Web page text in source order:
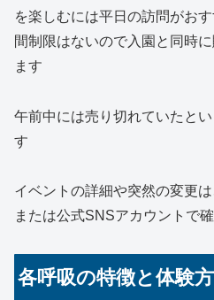
を楽しむには平日の訪問がお
間制限はないので入園と同時
ます
午前中には売り切れていたと
す
イベントの詳細や突然の変更
または公式SNSアカウントで
各呼吸の特徴と体験